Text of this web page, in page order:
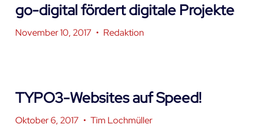
go-digital fördert digitale Projekte
November 10, 2017 • Redaktion
TYPO3-Websites auf Speed!
Oktober 6, 2017 • Tim Lochmüller